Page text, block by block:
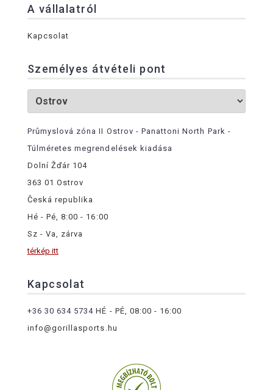
A vállalatról
Kapcsolat
Személyes átvételi pont
Průmyslová zóna II Ostrov - Panattoni North Park -
Túlméretes megrendelések kiadása
Dolní Žďár 104
363 01 Ostrov
Česká republika
Hé - Pé, 8:00 - 16:00
Sz - Va, zárva
térkép itt
Kapcsolat
+36 30 634 5734 HÉ - PÉ, 08:00 - 16:00
info@gorillasports.hu